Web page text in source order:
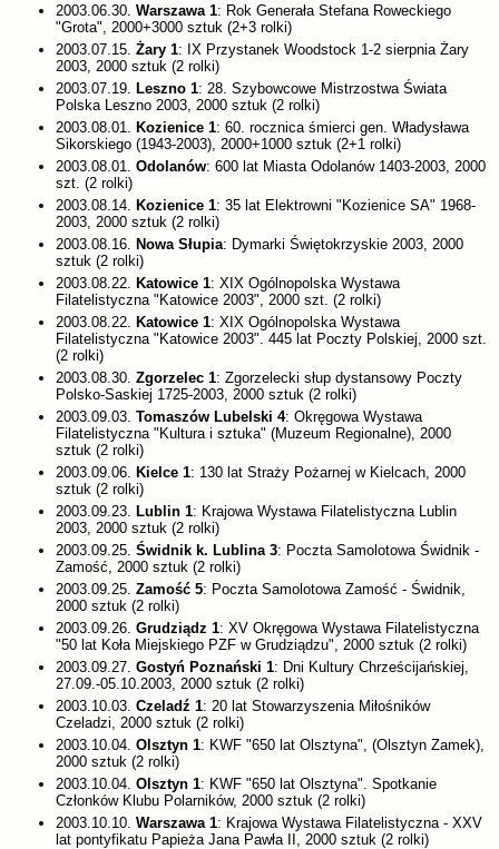
2003.06.30. Warszawa 1: Rok Generała Stefana Roweckiego
"Grota", 2000+3000 sztuk (2+3 rolki)
2003.07.15. Żary 1: IX Przystanek Woodstock 1-2 sierpnia Żary
2003, 2000 sztuk (2 rolki)
2003.07.19. Leszno 1: 28. Szybowcowe Mistrzostwa Świata
Polska Leszno 2003, 2000 sztuk (2 rolki)
2003.08.01. Kozienice 1: 60. rocznica śmierci gen. Władysława
Sikorskiego (1943-2003), 2000+1000 sztuk (2+1 rolki)
2003.08.01. Odolanów: 600 lat Miasta Odolanów 1403-2003, 2000
szt. (2 rolki)
2003.08.14. Kozienice 1: 35 lat Elektrowni "Kozienice SA" 1968-
2003, 2000 sztuk (2 rolki)
2003.08.16. Nowa Słupia: Dymarki Świętokrzyskie 2003, 2000
sztuk (2 rolki)
2003.08.22. Katowice 1: XIX Ogólnopolska Wystawa
Filatelistyczna "Katowice 2003", 2000 szt. (2 rolki)
2003.08.22. Katowice 1: XIX Ogólnopolska Wystawa
Filatelistyczna "Katowice 2003". 445 lat Poczty Polskiej, 2000 szt.
(2 rolki)
2003.08.30. Zgorzelec 1: Zgorzelecki słup dystansowy Poczty
Polsko-Saskiej 1725-2003, 2000 sztuk (2 rolki)
2003.09.03. Tomaszów Lubelski 4: Okręgowa Wystawa
Filatelistyczna "Kultura i sztuka" (Muzeum Regionalne), 2000
sztuk (2 rolki)
2003.09.06. Kielce 1: 130 lat Straży Pożarnej w Kielcach, 2000
sztuk (2 rolki)
2003.09.23. Lublin 1: Krajowa Wystawa Filatelistyczna Lublin
2003, 2000 sztuk (2 rolki)
2003.09.25. Świdnik k. Lublina 3: Poczta Samolotowa Świdnik -
Zamość, 2000 sztuk (2 rolki)
2003.09.25. Zamość 5: Poczta Samolotowa Zamość - Świdnik,
2000 sztuk (2 rolki)
2003.09.26. Grudziądz 1: XV Okręgowa Wystawa Filatelistyczna
"50 lat Koła Miejskiego PZF w Grudziądzu", 2000 sztuk (2 rolki)
2003.09.27. Gostyń Poznański 1: Dni Kultury Chrześcijańskiej,
27.09.-05.10.2003, 2000 sztuk (2 rolki)
2003.10.03. Czeladź 1: 20 lat Stowarzyszenia Miłośników
Czeladzi, 2000 sztuk (2 rolki)
2003.10.04. Olsztyn 1: KWF "650 lat Olsztyna", (Olsztyn Zamek),
2000 sztuk (2 rolki)
2003.10.04. Olsztyn 1: KWF "650 lat Olsztyna". Spotkanie
Członków Klubu Polarników, 2000 sztuk (2 rolki)
2003.10.10. Warszawa 1: Krajowa Wystawa Filatelistyczna - XXV
lat pontyfikatu Papieża Jana Pawła II, 2000 sztuk (2 rolki)